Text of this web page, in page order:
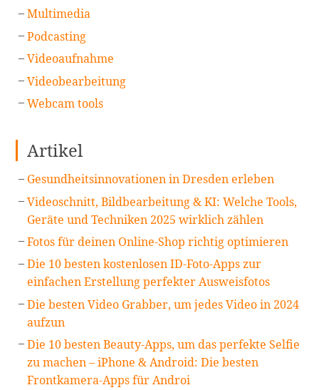
Multimedia
Podcasting
Videoaufnahme
Videobearbeitung
Webcam tools
Artikel
Gesundheitsinnovationen in Dresden erleben
Videoschnitt, Bildbearbeitung & KI: Welche Tools,
Geräte und Techniken 2025 wirklich zählen
Fotos für deinen Online-Shop richtig optimieren
Die 10 besten kostenlosen ID-Foto-Apps zur
einfachen Erstellung perfekter Ausweisfotos
Die besten Video Grabber, um jedes Video in 2024
aufzun
Die 10 besten Beauty-Apps, um das perfekte Selfie
zu machen – iPhone & Android: Die besten
Frontkamera-Apps für Androi